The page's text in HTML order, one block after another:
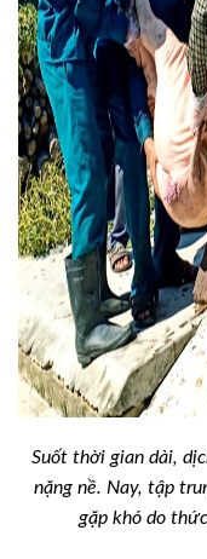
Suốt thời gian dài,
nặng nề. Nay, tập
gặp khó do